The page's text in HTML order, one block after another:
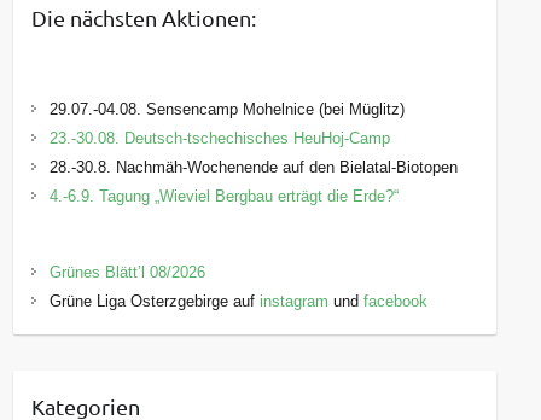
Die nächsten Aktionen:
29.07.-04.08. Sensencamp Mohelnice (bei Müglitz)
23.-30.08. Deutsch-tschechisches HeuHoj-Camp
28.-30.8. Nachmäh-Wochenende auf den Bielatal-Biotopen
4.-6.9. Tagung „Wieviel Bergbau erträgt die Erde?“
Grünes Blätt’l 08/2026
Grüne Liga Osterzgebirge auf instagram undfacebook
Kategorien